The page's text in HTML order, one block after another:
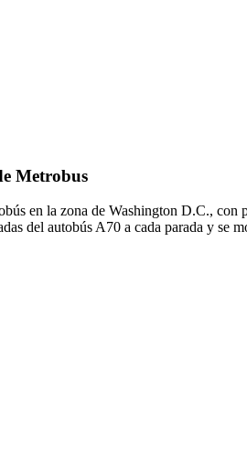
Metrobus
en la zona de Washington D.C.,
del autobús A70 a cada parada y